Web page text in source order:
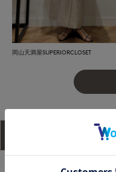
岡山天満屋SUPERIORCLOSET